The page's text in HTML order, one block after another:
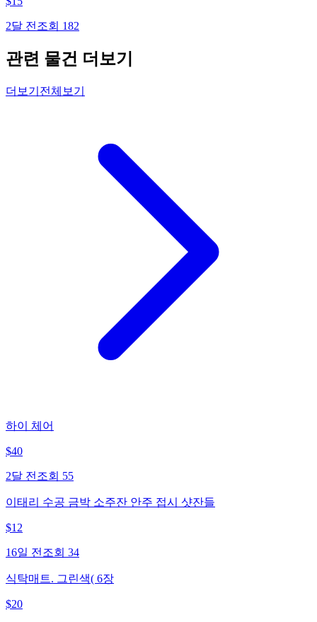
2달 전 조회 182
관련 물건 더보기
더보기 전체보기
하이 체어
$40
2달 전 조회 55
이태리 수공 금박 소주잔 안주 접시 샷잔들
$12
16일 전 조회 34
식탁매트. 그린색( 6장
$20